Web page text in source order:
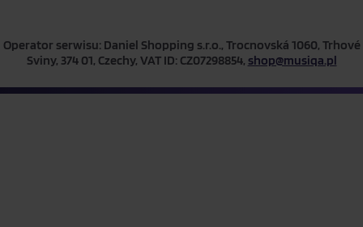
Operator serwisu: Daniel Shopping s.r.o., Trocnovská 1060, Trhové
Sviny, 374 01, Czechy, VAT ID: CZ07298854, shop@musiqa.pl